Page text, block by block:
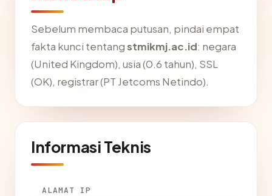
Sebelum membaca putusan, pindai empat
fakta kunci tentangstmikmj.ac.id: negara
(United Kingdom), usia (0.6 tahun), SSL
(OK), registrar (PT Jetcoms Netindo).
Informasi Teknis
ALAMAT IP